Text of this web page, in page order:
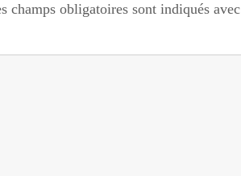
champs obligatoires sont indiqués avec